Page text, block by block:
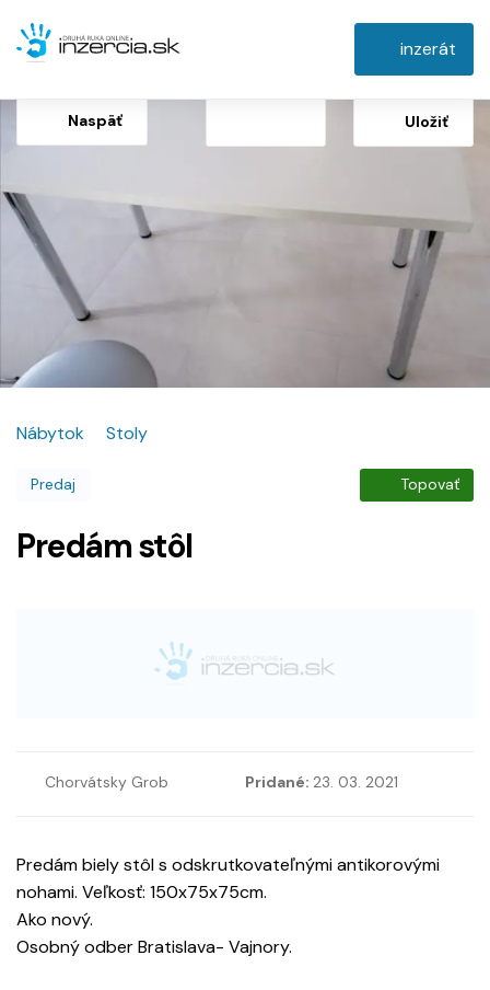
inzerát
Naspäť Uložiť
Nábytok Stoly
Predaj Topovať
Predám stôl
Chorvátsky Grob Pridané: 23. 03. 2021
Predám biely stôl s odskrutkovateľnými antikorovými
nohami. Veľkosť: 150x75x75cm.
Ako nový.
Osobný odber Bratislava- Vajnory.